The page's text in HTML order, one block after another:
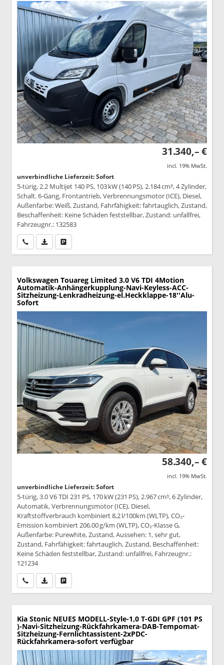
31.340,– €
incl. 19% MwSt.
unverbindliche Lieferzeit: Sofort
5-türig, 2.2 Multijet 140 PS, 103 kW (140 PS), 2.184 cm³, 4 Zylinder,
Schalt. 6-Gang, Frontantrieb, Verbrennungsmotor (ICE), Diesel,
Außenfarbe: Weiß, Zustand, Fahrfähigkeit: fahrtauglich, Zustand,
Beschaffenheit: Keine Schäden feststellbar, Zustand: unfallfrei,
Fahrzeugnr.: 132583
Wir rufen Sie anPDF-Datei, Fahrzeugexposé drucken
Volkswagen Touareg Limited 3.0 V6 TDI 4Motion
Automatik-Anhängerkupplung-Navi-Keyless-ACC-
Sitzheizung-Lenkradheizung-el.Heckklappe-18''Alu-
Sofort
58.340,– €
incl. 19% MwSt.
unverbindliche Lieferzeit: Sofort
5-türig, 3.0 V6 TDI 231 PS, 170 kW (231 PS), 2.967 cm³, 6 Zylinder,
Automatik, Verbrennungsmotor (ICE), Diesel,
Kraftstoffverbrauch kombiniert 8,2 l/100km (WLTP), CO₂-
Emission kombiniert 206.00 g/km (WLTP), CO₂-Klasse G,
Außenfarbe: Purewhite, Zustand, Aussehen: 1, sehr gut,
Zustand, Fahrfähigkeit: fahrtauglich, Zustand, Beschaffenheit:
Keine Schäden feststellbar, Zustand: unfallfrei, Fahrzeugnr.:
121234
Wir rufen Sie anPDF-Datei, Fahrzeugexposé drucken
Kia Stonic NEUES MODELL-Style-1,0 T-GDI GPF (101 PS
)-Navi-Sitzheizung-Rückfahrkamera-DAB-Tempomat-
Sitzheizung-Fernlichtassistent-2xPDC-
Rückfahrkamera-sofort verfügbar